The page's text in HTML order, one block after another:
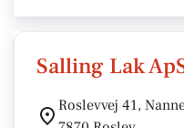
Salling Lak
Roslevvej 41,